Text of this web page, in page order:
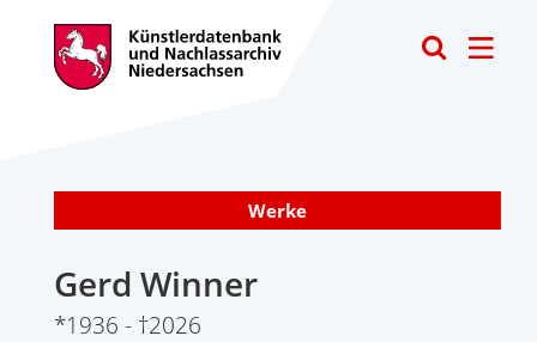
Werke
Gerd Winner
*1936 - †2026